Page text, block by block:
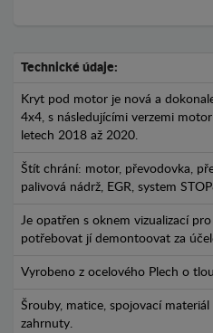
Technické údaje:
Kryt pod motor je nová a
4x4, s následujícími verzemi
letech 2018 až 2020.
Štít chrání: motor, převodovka,
palivová nádrž, EGR, system
Je opatřen s oknem vizualizací
potřebovat jí demontoovat za
Vyrobeno z ocelového Plech o
Šrouby, matice, spojovací
zahrnuty.